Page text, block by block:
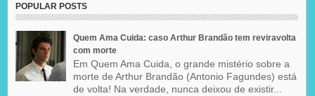
POPULAR POSTS
Quem Ama Cuida: caso Arthur Brandão tem reviravolta
com morte
Em Quem Ama Cuida, o grande mistério sobre a
morte de Arthur Brandão (Antonio Fagundes) está
de volta! Na verdade, nunca deixou de existir...